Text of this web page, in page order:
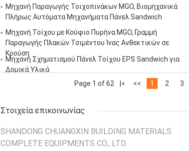
Μηχανή Παραγωγής Τοιχοπινάκων MGO, Βιομηχανικά
Πλήρως Αυτόματα Μηχανήματα Πάνελ Sandwich
Μηχανή Τοίχου με Κούφιο Πυρήνα MGO, Γραμμή
Παραγωγής Πλακών Τσιμέντου Ίνας Ανθεκτικών σε
Κρούση
Μηχανή Σχηματισμού Πάνελ Τοίχου EPS Sandwich για
Δομικά Υλικά
Page 1 of 62
|< << 1 2 3
Στοιχεία επικοινωνίας
SHANDONG CHUANGXIN BUILDING MATERIALS
COMPLETE EQUIPMENTS CO., LTD